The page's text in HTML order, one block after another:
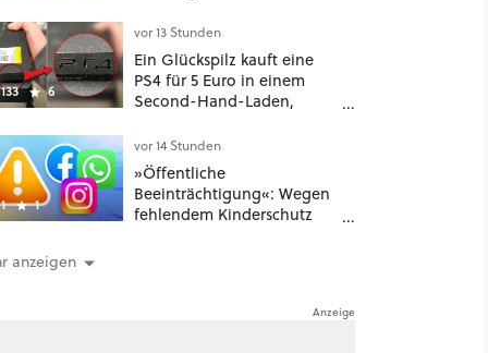
Langlebigkeit zu weit
gegangen«
6
vor 13 Stunden
Ein Glückspilz kauft eine
PS4 für 5 Euro in einem
Second-Hand-Laden,
schon hat er seine erste
funktionierende PlayStation
[Best of GameStar]
1
vor 14 Stunden
»Öffentliche
Beeinträchtigung«: Wegen
fehlendem Kinderschutz
anzeigen